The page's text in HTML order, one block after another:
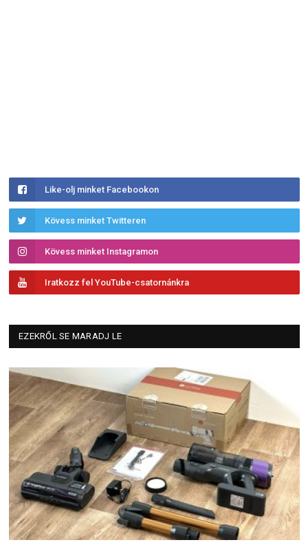
Like-olj minket Facebookon
Kövess minket Twitteren
Kövess minket Instagramon
Iratkozz fel YouTube-csatornánkra
EZEKRŐL SE MARADJ LE